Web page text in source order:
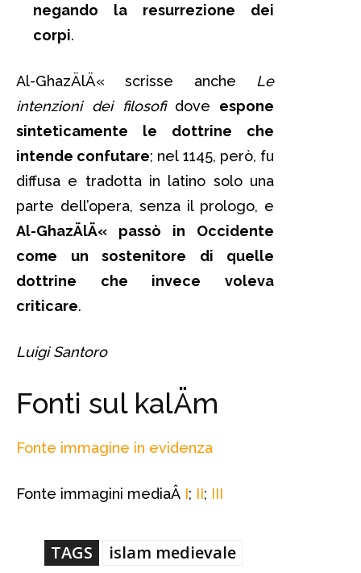
negando la resurrezione dei
corpi.
Al-GhazÄlÄ« scrisse anche Le
intenzioni dei filosofidove espone
sinteticamente le dottrine che
intende confutare; nel 1145, però, fu
diffusa e tradotta in latino solo una
parte dell’opera, senza il prologo, e
Al-GhazÄlÄ« passò in Occidente
come un sostenitore di quelle
dottrine che invece voleva
criticare.
Luigi Santoro
Fonti sul kalÄm
Fonte immagine in evidenza
Fonte immagini mediaÂ I; II; III
TAGS islam medievale